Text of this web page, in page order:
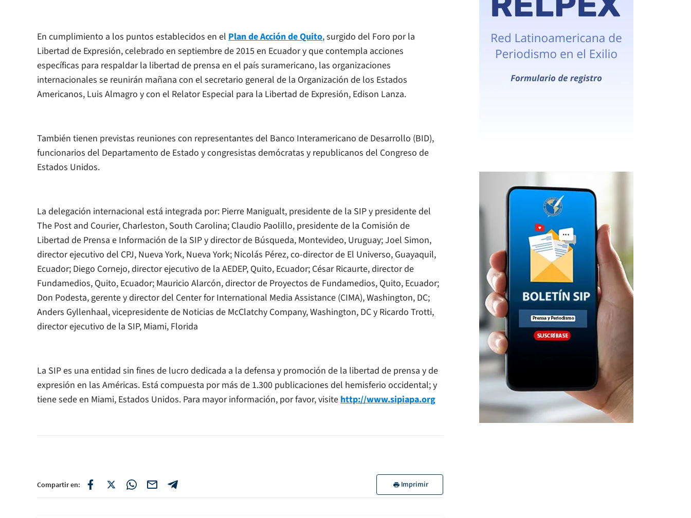
En cumplimiento a los puntos establecidos en el Plan de Acción de Quito, surgido del Foro por la
Libertad de Expresión, celebrado en septiembre de 2015 en Ecuador y que contempla acciones
específicas para respaldar la libertad de prensa en el país suramericano, las organizaciones
internacionales se reunirán mañana con el secretario general de la Organización de los Estados
Americanos, Luis Almagro y con el Relator Especial para la Libertad de Expresión, Edison Lanza.
También tienen previstas reuniones con representantes del Banco Interamericano de Desarrollo (BID),
funcionarios del Departamento de Estado y congresistas demócratas y republicanos del Congreso de
Estados Unidos.
La delegación internacional está integrada por: Pierre Manigualt, presidente de la SIP y presidente del
The Post and Courier, Charleston, South Carolina; Claudio Paolillo, presidente de la Comisión de
Libertad de Prensa e Información de la SIP y director de Búsqueda, Montevideo, Uruguay; Joel Simon,
director ejecutivo del CPJ, Nueva York, Nueva York; Nicolás Pérez, co-director de El Universo, Guayaquil,
Ecuador; Diego Cornejo, director ejecutivo de la AEDEP, Quito, Ecuador; César Ricaurte, director de
Fundamedios, Quito, Ecuador; Mauricio Alarcón, director de Proyectos de Fundamedios, Quito, Ecuador;
Don Podesta, gerente y director del Center for International Media Assistance (CIMA), Washington, DC;
Anders Gyllenhaal, vicepresidente de Noticias de McClatchy Company, Washington, DC y Ricardo Trotti,
director ejecutivo de la SIP, Miami, Florida
La SIP es una entidad sin fines de lucro dedicada a la defensa y promoción de la libertad de prensa y de
expresión en las Américas. Está compuesta por más de 1.300 publicaciones del hemisferio occidental; y
tiene sede en Miami, Estados Unidos. Para mayor información, por favor, visitehttp://www.sipiapa.org
Compartir en: Imprimir